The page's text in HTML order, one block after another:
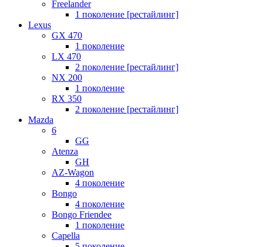
Freelander
1 поколение [рестайлинг]
Lexus
GX 470
1 поколение
LX 470
2 поколение [рестайлинг]
NX 200
1 поколение
RX 350
2 поколение [рестайлинг]
Mazda
6
GG
Atenza
GH
AZ-Wagon
4 поколение
Bongo
4 поколение
Bongo Friendee
1 поколение
Capella